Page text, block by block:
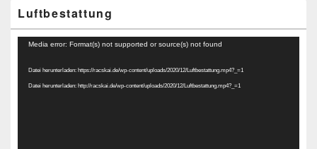
Luftbestattung
Video-
Media error: Format(s) not supported or source(s) not found
Datei herunterladen: https://racskai.de/wp-content/uploads/2020/12/Luftbestattung.mp4?_=1
Datei herunterladen: http://racskai.de/wp-content/uploads/2020/12/Luftbestattung.mp4?_=1